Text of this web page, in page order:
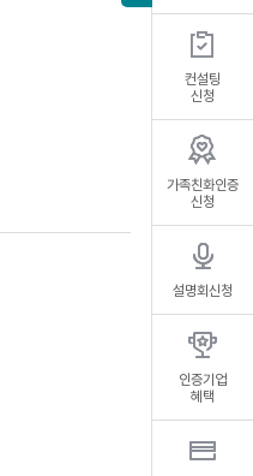
컨설팅
신청
가족친화인증
신청
설명회신청
인증기업
혜택